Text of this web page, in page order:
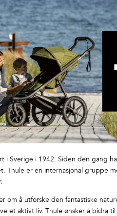
i Sverige i 1942. Siden den gang
Thule er en internasjonal gruppe
om å utforske den fantastiske
et aktivt liv. Thule ønsker å bidra